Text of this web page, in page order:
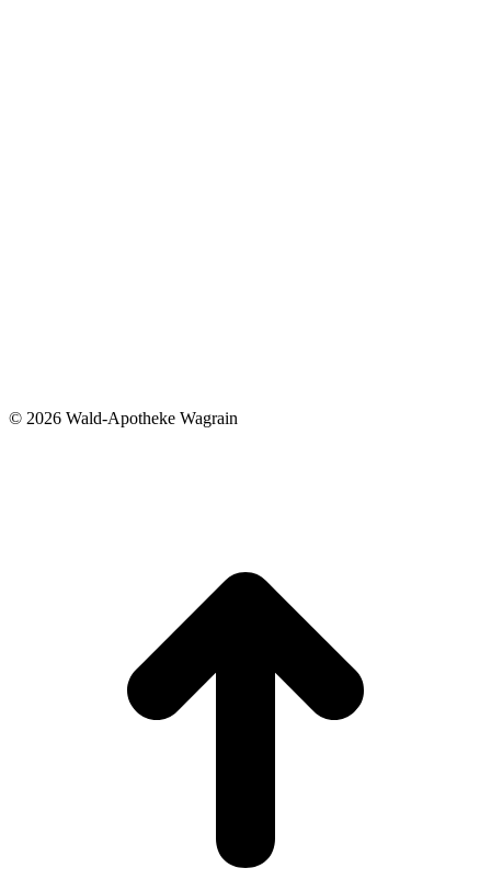
© 2026 Wald-Apotheke Wagrain